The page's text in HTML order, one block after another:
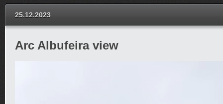
25.12.2023
Arc Albufeira view